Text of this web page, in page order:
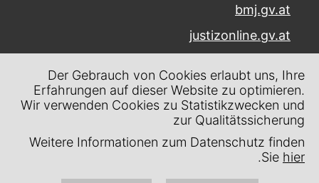
bmj.gv.at
justizonline.gv.at
Museumstraße 7
1070 Wien
Kontakt
Impressum
Der Gebrauch von Cookies erlaubt uns, Ihre
Erfahrungen auf dieser Website zu optimieren.
Wir verwenden Cookies zu Statistikzwecken und
zur Qualitätssicherung
Weitere Informationen zum Datenschutz finden
Sie hier
.